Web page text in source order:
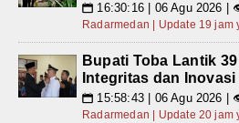
📅 16:30:16 | 06 Agu 2026 |
Radarmedan | Update 19 jam
Bupati Toba Lantik
Integritas dan
📅 15:58:43 | 06 Agu 2026 |
Radarmedan | Update 20 jam